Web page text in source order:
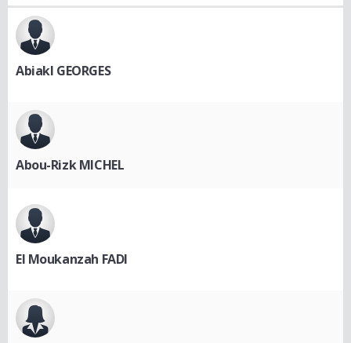
Abiakl GEORGES
Abou-Rizk MICHEL
El Moukanzah FADI